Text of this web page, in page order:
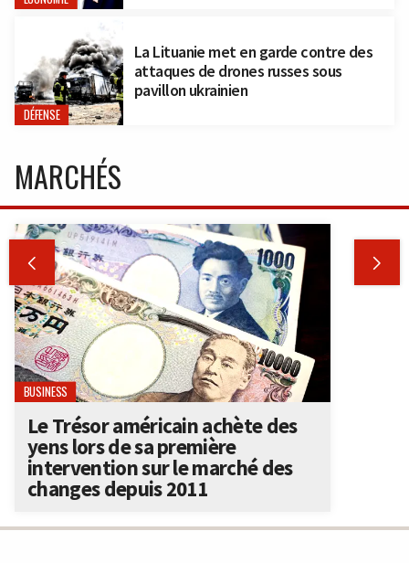
DÉFENSE
La Lituanie met en garde contre des
attaques de drones russes sous
pavillon ukrainien
MARCHÉS
 
BUSINESS
Le Trésor américain achète des
yens lors de sa première
intervention sur le marché des
changes depuis 2011